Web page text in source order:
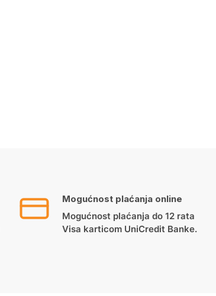
Mogućnost plaćanja online
Mogućnost plaćanja do 12 rata
Visa karticom UniCredit Banke.